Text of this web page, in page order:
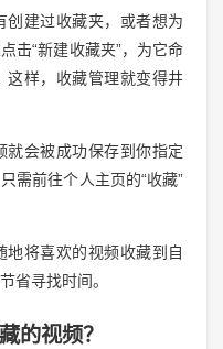
创建过收藏夹，或者想为
击“新建收藏夹”，为它命
这样，收藏管理就变得井
就会被成功保存到你指定
需前往个人主页的“收藏”
将喜欢的视频收藏到自
省寻找时间。
的视频？